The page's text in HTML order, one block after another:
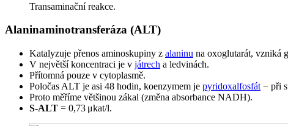
Transaminační reakce.
Alaninaminotransferáza (ALT)
Katalyzuje přenos aminoskupiny z alaninu na oxoglutarát, vzniká
V největší koncentraci je v játrech a ledvinách.
Přítomná pouze v cytoplasmě.
Poločas ALT je asi 48 hodin, koenzymem je pyridoxalfosfát − při
Proto měříme většinou zákal (změna absorbance NADH).
S-ALT = 0,73 μkat/l.